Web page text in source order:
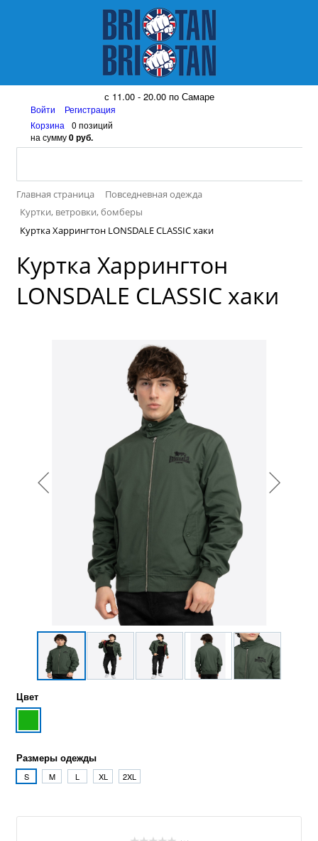
8 (917) 161 08 99
с 11.00 - 20.00 по Самаре
Войти
Регистрация
Корзина
0 позиций
на сумму0 руб.
Главная страница
Повседневная одежда
Куртки, ветровки, бомберы
Куртка Харрингтон LONSDALE CLASSIC хаки
Куртка Харрингтон
LONSDALE CLASSIC хаки
Цвет
Размеры одежды
S M L XL 2XL